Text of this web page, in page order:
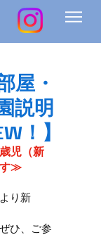
屋・
説明
！】
児（新
す≫
り新
ひ、ご参